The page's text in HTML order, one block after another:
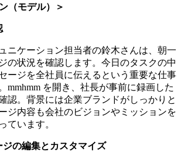
（モデル）＞
ニケーション担当者の鈴木さんは、朝一
の状況を確認します。今日のタスクの中
ージを全社員に伝えるという重要な仕事
mmhmm を開き、社長が事前に録画した
認。背景には企業ブランドがしっかりと
ジ内容も会社のビジョンやミッションを
ています。
ジの編集とカスタマイズ